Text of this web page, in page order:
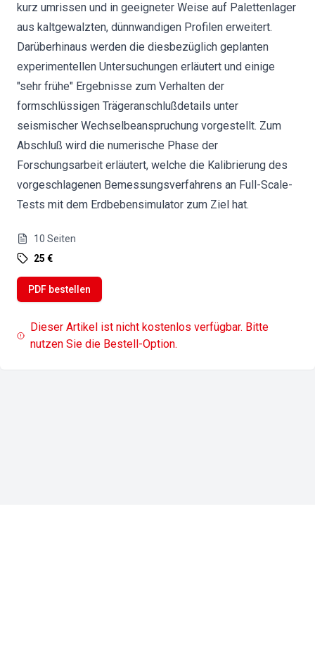
kurz umrissen und in geeigneter Weise auf Palettenlager
aus kaltgewalzten, dünnwandigen Profilen erweitert.
Darüberhinaus werden die diesbezüglich geplanten
experimentellen Untersuchungen erläutert und einige
"sehr frühe" Ergebnisse zum Verhalten der
formschlüssigen Trägeranschlußdetails unter
seismischer Wechselbeanspruchung vorgestellt. Zum
Abschluß wird die numerische Phase der
Forschungsarbeit erläutert, welche die Kalibrierung des
vorgeschlagenen Bemessungsverfahrens an Full-Scale-
Tests mit dem Erdbebensimulator zum Ziel hat.
10 Seiten
25 €
PDF bestellen
Dieser Artikel ist nicht kostenlos verfügbar. Bitte
nutzen Sie die Bestell-Option.